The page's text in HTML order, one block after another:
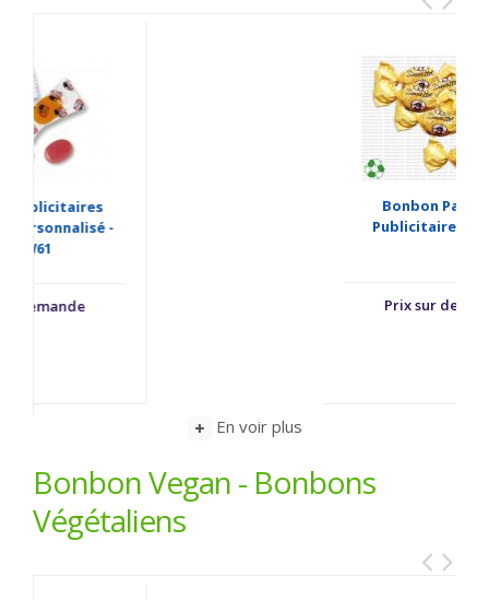
Bonbon Papillote
Publicitaire - BBPL45
En voir plus
Bonbon Vegan - Bonbons
Végétaliens